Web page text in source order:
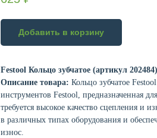
Добавить в корзину
Festool Кольцо зубчатое (артикул 202484)
Описание товара: Кольцо зубчатое
инструментов Festool, предназначенная
требуется высокое качество сцепления и
в различных типах оборудования и
износ.